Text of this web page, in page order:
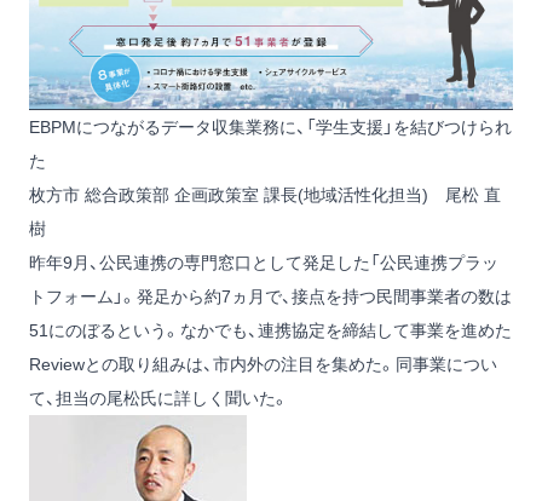
EBPMにつながるデータ収集業務に、「学生支援」を結びつけられ
た
枚方市 総合政策部 企画政策室 課長(地域活性化担当) 尾松 直
樹
昨年9月、公民連携の専門窓口として発足した「公民連携プラッ
トフォーム」。発足から約7ヵ月で、接点を持つ民間事業者の数は
51にのぼるという。なかでも、連携協定を締結して事業を進めた
Reviewとの取り組みは、市内外の注目を集めた。同事業につい
て、担当の尾松氏に詳しく聞いた。